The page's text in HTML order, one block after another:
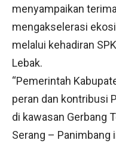
menyampaikan
mengakselerasi
melalui kehadiran
Lebak.
“Pemerintah
peran dan kontribusi
di kawasan Gerbang
Serang – Panimbang